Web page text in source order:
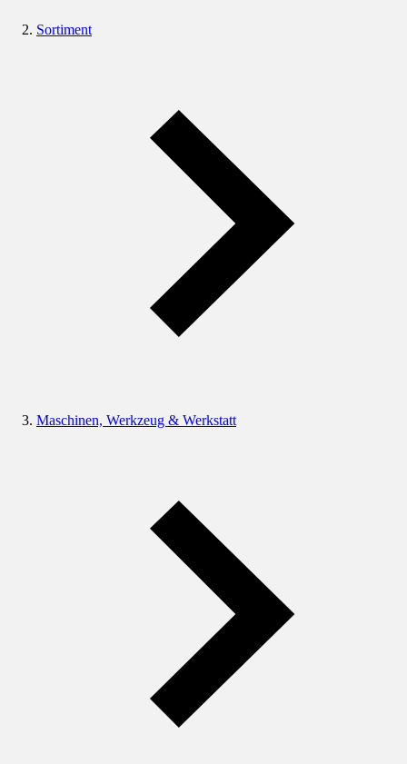
Sortiment
Maschinen, Werkzeug & Werkstatt